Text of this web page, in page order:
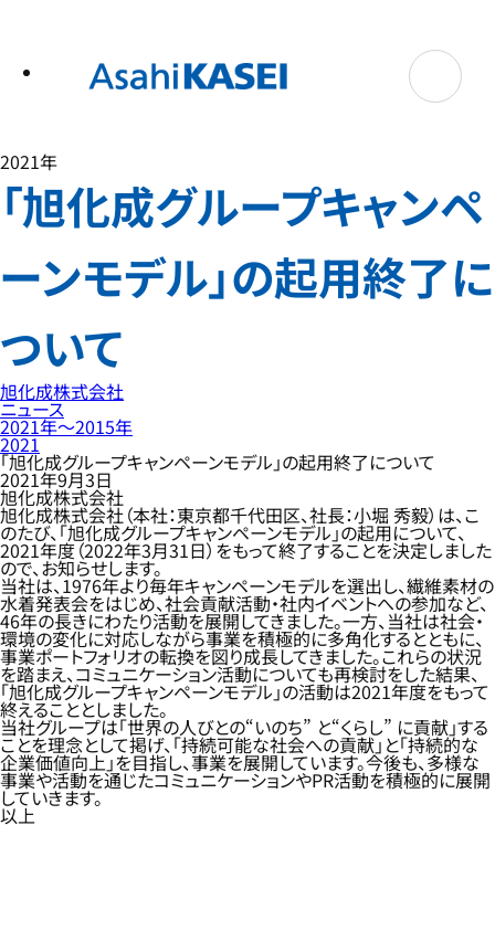
2021年
「旭化成グループキャンペ
ーンモデル」の起用終了に
ついて
旭化成株式会社
ニュース
2021年〜2015年
2021
「旭化成グループキャンペーンモデル」の起用終了について
2021年9月3日
旭化成株式会社
旭化成株式会社（本社：東京都千代田区、社長：小堀 秀毅）は、こ
のたび、「旭化成グループキャンペーンモデル」の起用について、
2021年度（2022年3月31日）をもって終了することを決定しました
ので、お知らせします。
当社は、1976年より毎年キャンペーンモデルを選出し、繊維素材の
水着発表会をはじめ、社会貢献活動・社内イベントへの参加など、
46年の長きにわたり活動を展開してきました。一方、当社は社会・
環境の変化に対応しながら事業を積極的に多角化するとともに、
事業ポートフォリオの転換を図り成長してきました。これらの状況
を踏まえ、コミュニケーション活動についても再検討をした結果、
「旭化成グループキャンペーンモデル」の活動は2021年度をもって
終えることとしました。
当社グループは「世界の人びとの“いのち” と“くらし” に貢献」する
ことを理念として掲げ、「持続可能な社会への貢献」と「持続的な
企業価値向上」を目指し、事業を展開しています。今後も、多様な
事業や活動を通じたコミュニケーションやPR活動を積極的に展開
していきます。
以上